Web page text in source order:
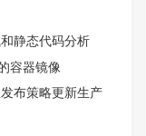
静态代码分析
容器镜像
布策略更新生产